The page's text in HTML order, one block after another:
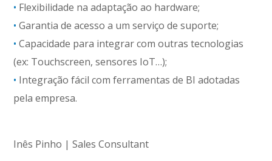
• Flexibilidade na adaptação ao hardware;
•Garantia de acesso a um serviço de suporte;
•Capacidade para integrar com outras tecnologias
(ex: Touchscreen, sensores IoT…);
• Integração fácil com ferramentas de BI adotadas
pela empresa.
Inês Pinho | Sales Consultant